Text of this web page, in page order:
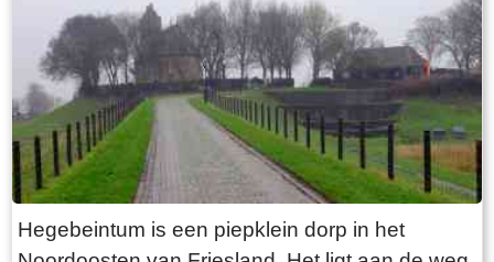
der verspreid door het park alsof er een enorme
explosie heeft plaatsgevonden. Niets is minder
waar. De laatste bewoner van Jongemastate
was Burgemeester van Slooten. Hij was
burgemeester van de gemeente
Rauwerderhem. Het voormalige gemeentehuis
staat een eindje verderop. Het is moeilijk voor te
stellen maar toen hij verhuisde heeft hij de state
Hegebeintum is een piepklein dorp in het